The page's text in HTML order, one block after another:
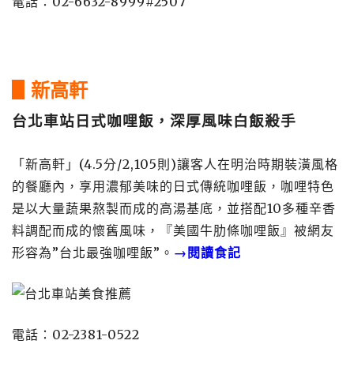
▋新高軒
台北車站日式咖哩飯，深厚風味白飯殺手
「新高軒」(4.5分/2,105則)讓客人在明治時期裝潢風格
的餐廳內，享用濃郁美味的日式傳統咖哩飯，咖哩特色
是以大量蔬果熬製而成的高湯基底，並搭配10多種辛香
料調配而成的懷舊風味，『美國牛肋條咖哩飯』被網友
形容為”台北最強咖哩飯”。 →閱讀食記
電話：02-2381-0522